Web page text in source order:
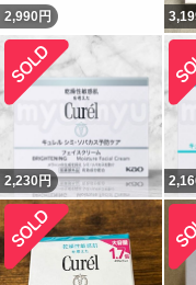
2,990 円
2,230円